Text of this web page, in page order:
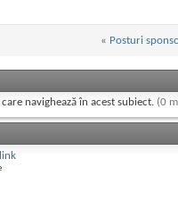
« Posturi
navighează în acest subiect. (0